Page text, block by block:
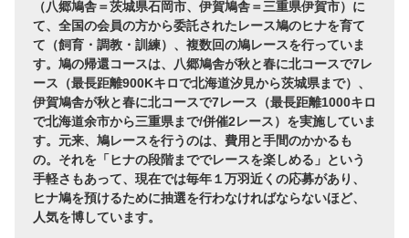
（八郷鳩舎＝茨城県石岡市、伊賀鳩舎＝三重県伊賀市）に
て、全国の会員の方から委託されたレース鳩のヒナを育て
て（飼育・調教・訓練）、複数回の鳩レースを行っていま
す。鳩の帰還コースは、八郷鳩舎が秋と春に北コースで7レ
ース（最長距離900Kキロで北海道汐見から茨城県まで）、
伊賀鳩舎が秋と春に北コースで7レース（最長距離1000キロ
で北海道余市から三重県まで/併催2レース）を実施していま
す。元来、鳩レースを行うのは、費用と手間のかかるも
の。それを「ヒナの段階まででレースを楽しめる」という
手軽さもあって、現在では毎年１万羽近くの応募があり、
ヒナ鳩を預けるために抽選を行わなければならないほど、
人気を博しています。